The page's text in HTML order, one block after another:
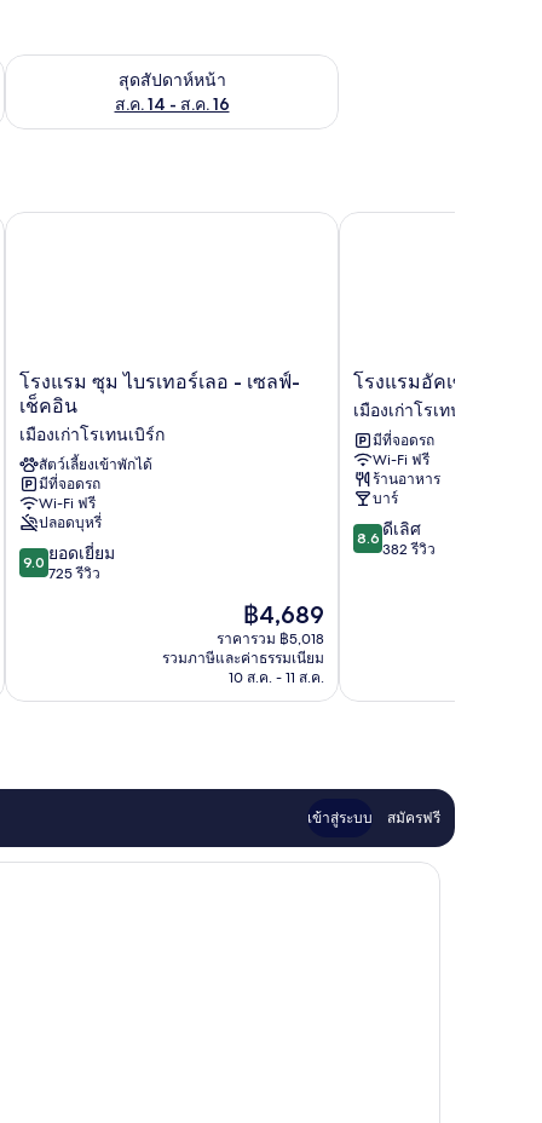
ส.ค. 7 - ส.ค. 9สุดสัปดาห์หน้า
ส.ค. 14 - ส.ค. 16
ตรวจสอบจำนวนห้องพักว่างในสุดสัปดาห์หน้า ส.ค. 14 - ส.ค. 16
โรงแรม
ซุม
ไบร
เท
อร์
เลอ
-
เซล
ฟ์-
เช็ค
น
โรงแรม ซุม ไบรเทอร์เลอ - เซลฟ์-
เช็คอิน
เมืองเก่าโรเทนเบิร์ก
สัตว์เลี้ยงเข้าพักได้
มีที่จอดรถ
Wi-Fi ฟรี
ปลอดบุหรี่
9.0
จาก
9.0 ยอดเยี่ยม
725 รีวิว
ราคา
ปัจจุบัน
คือ
฿4,689
฿4,689
ราคารวม ฿5,018
รวมภาษีและค่าธรรมเนียม
10 ส.ค. - 11 ส.ค.
โรงแรม ซุม ไบรเทอร์เลอ - เซลฟ์-เช็คอิน
โรง
แร
มอัค
เซนต์
ชรา
นเนอ
เมือง
เก่า
โร
โรงแรมอัคเซนต์ ชรา
เมืองเก่าโรเทนเบิร์ก
มีที่จอดรถ
Wi-Fi ฟรี
ร้านอาหาร
บาร์
8.6
จาก
8.6 ดีเลิศ
382 รีวิว
โรงแรมอัคเซนต์ ชรานเ
เข้าสู่ระบบ สมัครฟรี